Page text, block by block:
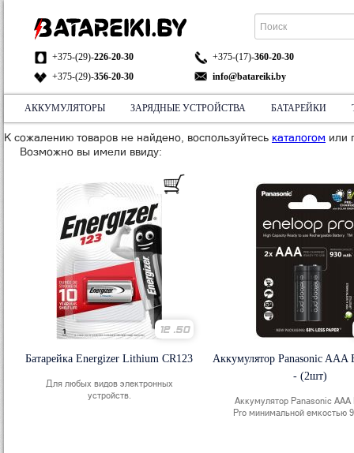
+375-(29)-226-20-30
+375-(29)-356-20-30
+375-(17)-360-20-30
info@batareiki.by
АДРЕС:
НА КАРТЕ
АККУМУЛЯТОРЫ ЗАРЯДНЫЕ УСТРОЙСТВА БАТАРЕЙКИ
К сожалению товаров не найдено, воспользуйтесь каталогом или
Возможно вы имели ввиду:
12 .50
Батарейка Energizer Lithium CR123
Для любых видов электронных
устройств.
Аккумулятор Panasonic AAA
- (2шт)
Аккумулятор Panasonic AAA
Pro минимальной емкостью